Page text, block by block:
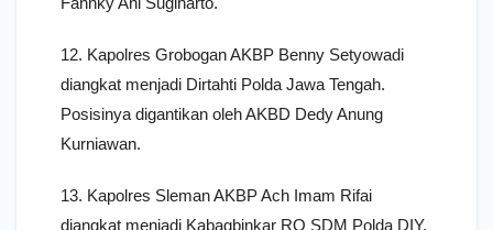
12. Kapolres Grobogan AKBP Benny Setyowadi
diangkat menjadi Dirtahti Polda Jawa Tengah.
Posisinya digantikan oleh AKBD Dedy Anung
Kurniawan.
13. Kapolres Sleman AKBP Ach Imam Rifai
diangkat menjadi Kabagbinkar RO SDM Polda DIY.